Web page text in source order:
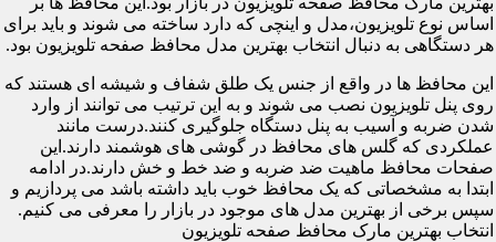
اساس نوع تلویزیون،مدل و اینچی که دارد ساخته می شوند و باید برای
هر دستگاهی به دنبال انتخاب بهترین مدل محافظ صفحه تلویزیون بود.
این محافظ ها در واقع از جنس یک طلق شفاف و شیشه ای هستند که
روی پنل تلویزیون نصب می شوند و به این ترتیب می توانند از وارد
شدن ضربه و آسیب به پنل دستگاه جلوگیری کنند.درست مانند
عملکردی که گلس های محافظ در گوشی های هوشمند دارند.این
صفحات محافظ ماهیت ضد ضربه و ضد خط و خش دارند.در ادامه
ابتدا به مشخصاتی که یک محافظ خوب باید داشته باشد می پردازیم و
سپس برخی از بهترین مدل های موجود در بازار را معرفی می کنیم.
انتخاب بهترین مارک محافظ صفحه تلویزیون